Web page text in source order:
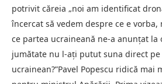
potrivit căreia „noi am identificat
încercat să vedem despre ce e
ce partea ucraineană ne-a anunțat la
jumătate nu l-ați putut suna direct
ucrainean?”Pavel Popescu ridică